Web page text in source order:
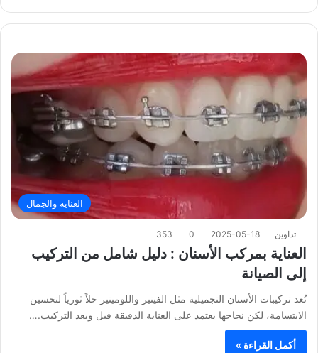
العناية والجمال
تداوين 2025-05-18
0
353
العناية بمركب الأسنان : دليل شامل من التركيب
إلى الصيانة
تُعد تركيبات الأسنان التجميلية مثل الفينير واللومينير حلاً ثورياً لتحسين
الابتسامة، لكن نجاحها يعتمد على العناية الدقيقة قبل وبعد التركيب.…
أكمل القراءة »